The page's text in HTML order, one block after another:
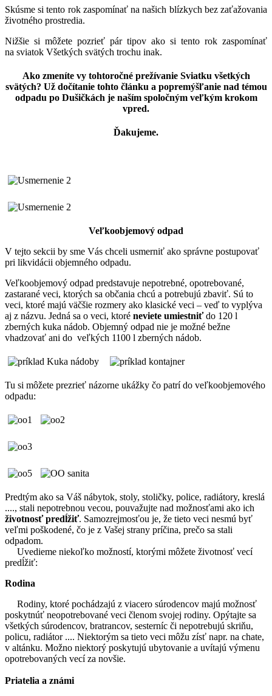
Skúsme si tento rok zaspomínať na našich blízkych bez zaťažovania
životného prostredia.
Nižšie si môžete pozrieť pár tipov ako si tento rok zaspomínať
na sviatok Všetkých svätých trochu inak.
Ako zmeníte vy tohtoročné prežívanie Sviatku všetkých
svätých? Už dočítanie tohto článku a popremýšľanie nad témou
odpadu po Dušičkách je naším spoločným veľkým krokom
vpred.
Ďakujeme.
Veľkoobjemový odpad
V tejto sekcii by sme Vás chceli usmerniť ako správne postupovať
pri likvidácii objemného odpadu.
Veľkoobjemový odpad predstavuje nepotrebné, opotrebované,
zastarané veci, ktorých sa občania chcú a potrebujú zbaviť. Sú to
veci, ktoré majú väčšie rozmery ako klasické veci – veď to vyplýva
aj z názvu. Jedná sa o veci, ktoré neviete umiestniťdo 120 l
zberných kuka nádob. Objemný odpad nie je možné bežne
vhadzovať ani do veľkých 1100 l zberných nádob.
Tu si môžete prezrieť názorne ukážky čo patrí do veľkoobjemového
odpadu:
Predtým ako sa Váš nábytok, stoly, stoličky, police, radiátory, kreslá
...., stali nepotrebnou vecou, pouvažujte nad možnosťami ako ich
životnosť predĺžiť. Samozrejmosťou je, že tieto veci nesmú byť
veľmi poškodené, čo je z Vašej strany príčina, prečo sa stali
odpadom.
Uvedieme niekoľko možností, ktorými môžete životnosť vecí
predĺžiť:
Rodina
Rodiny, ktoré pochádzajú z viacero súrodencov majú možnosť
poskytnúť neopotrebované veci členom svojej rodiny. Opýtajte sa
všetkých súrodencov, bratrancov, sesterníc či nepotrebujú skriňu,
policu, radiátor .... Niektorým sa tieto veci môžu zísť napr. na chate,
v altánku. Možno niektorý poskytujú ubytovanie a uvítajú výmenu
opotrebovaných vecí za novšie.
Priatelia a známi